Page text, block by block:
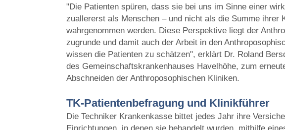
"Die Patienten spüren, dass sie bei uns im Sinne einer
zuallererst als Menschen – und nicht als die Summe ihrer
wahrgenommen werden. Diese Perspektive liegt der
zugrunde und damit auch der Arbeit in den
wissen die Patienten zu schätzen", erklärt Dr. Roland
des Gemeinschaftskrankenhauses Havelhöhe, zum
Abschneiden der Anthroposophischen Kliniken.
TK-Patientenbefragung und Klinikführer
Die Techniker Krankenkasse bittet jedes Jahr ihre